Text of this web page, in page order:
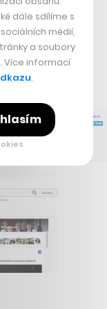
dále sdílíme s
médií,
a soubory
Více informací
.